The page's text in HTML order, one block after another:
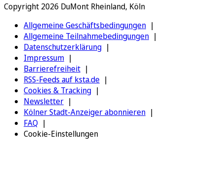
Copyright 2026 DuMont Rheinland, Köln
Allgemeine Geschäftsbedingungen
Allgemeine Teilnahmebedingungen
Datenschutzerklärung
Impressum
Barrierefreiheit
RSS-Feeds auf ksta.de
Cookies & Tracking
Newsletter
Kölner Stadt-Anzeiger abonnieren
FAQ
Cookie-Einstellungen